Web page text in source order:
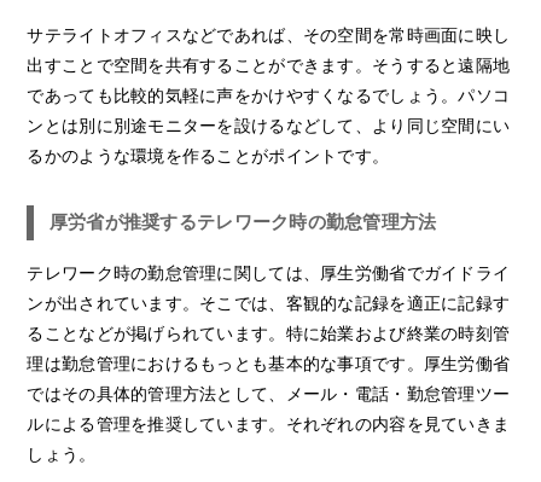
サテライトオフィスなどであれば、その空間を常時画面に映し
出すことで空間を共有することができます。そうすると遠隔地
であっても比較的気軽に声をかけやすくなるでしょう。パソコ
ンとは別に別途モニターを設けるなどして、より同じ空間にい
るかのような環境を作ることがポイントです。
厚労省が推奨するテレワーク時の勤怠管理方法
テレワーク時の勤怠管理に関しては、厚生労働省でガイドライ
ンが出されています。そこでは、客観的な記録を適正に記録す
ることなどが掲げられています。特に始業および終業の時刻管
理は勤怠管理におけるもっとも基本的な事項です。厚生労働省
ではその具体的管理方法として、メール・電話・勤怠管理ツー
ルによる管理を推奨しています。それぞれの内容を見ていきま
しょう。